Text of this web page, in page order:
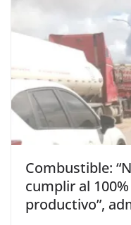
Combustible:
cumplir al
productivo”,